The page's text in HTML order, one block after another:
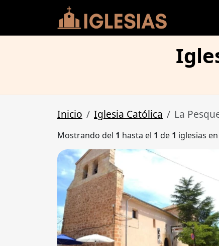
Inicio Iglesia Católica La
Mostrando del 1 hasta el 1 de 1 iglesias